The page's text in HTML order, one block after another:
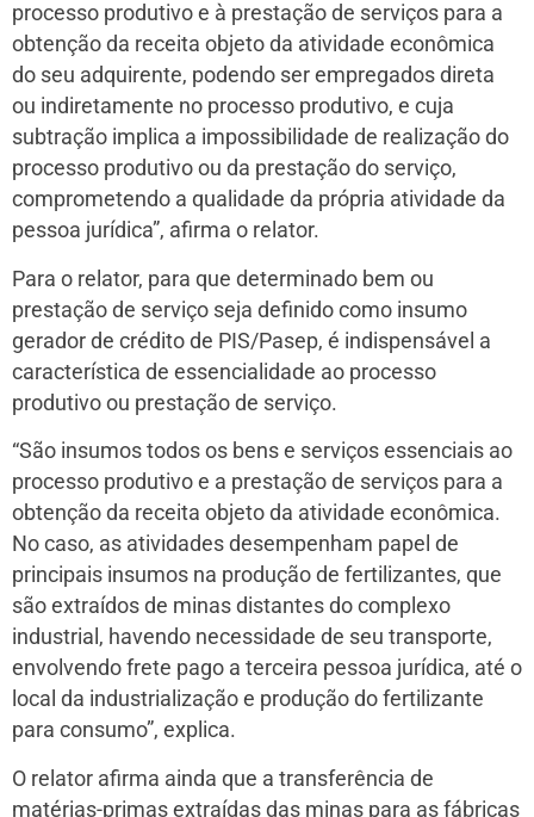
processo produtivo e à prestação de serviços para a
obtenção da receita objeto da atividade econômica
do seu adquirente, podendo ser empregados direta
ou indiretamente no processo produtivo, e cuja
subtração implica a impossibilidade de realização do
processo produtivo ou da prestação do serviço,
comprometendo a qualidade da própria atividade da
pessoa jurídica”, afirma o relator.
Para o relator, para que determinado bem ou
prestação de serviço seja definido como insumo
gerador de crédito de PIS/Pasep, é indispensável a
característica de essencialidade ao processo
produtivo ou prestação de serviço.
“São insumos todos os bens e serviços essenciais ao
processo produtivo e a prestação de serviços para a
obtenção da receita objeto da atividade econômica.
No caso, as atividades desempenham papel de
principais insumos na produção de fertilizantes, que
são extraídos de minas distantes do complexo
industrial, havendo necessidade de seu transporte,
envolvendo frete pago a terceira pessoa jurídica, até o
local da industrialização e produção do fertilizante
para consumo”, explica.
O relator afirma ainda que a transferência de
matérias-­primas extraídas das minas para as fábricas